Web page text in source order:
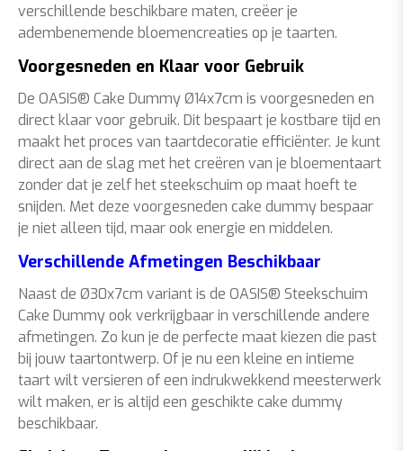
verschillende beschikbare maten, creëer je
adembenemende bloemencreaties op je taarten.
Voorgesneden en Klaar voor Gebruik
De OASIS® Cake Dummy Ø14x7cm is voorgesneden en
direct klaar voor gebruik. Dit bespaart je kostbare tijd en
maakt het proces van taartdecoratie efficiënter. Je kunt
direct aan de slag met het creëren van je bloementaart
zonder dat je zelf het steekschuim op maat hoeft te
snijden. Met deze voorgesneden cake dummy bespaar
je niet alleen tijd, maar ook energie en middelen.
Verschillende Afmetingen Beschikbaar
Naast de Ø30x7cm variant is de OASIS® Steekschuim
Cake Dummy ook verkrijgbaar in verschillende andere
afmetingen. Zo kun je de perfecte maat kiezen die past
bij jouw taartontwerp. Of je nu een kleine en intieme
taart wilt versieren of een indrukwekkend meesterwerk
wilt maken, er is altijd een geschikte cake dummy
beschikbaar.